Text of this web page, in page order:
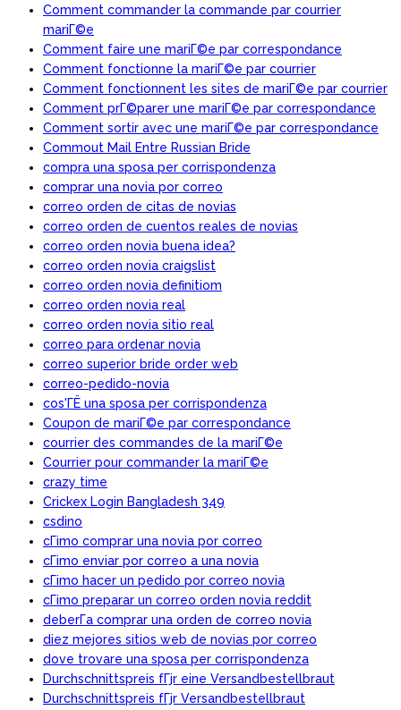
Comment commander la commande par courrier
mariГ©e
Comment faire une mariГ©e par correspondance
Comment fonctionne la mariГ©e par courrier
Comment fonctionnent les sites de mariГ©e par courrier
Comment prГ©parer une mariГ©e par correspondance
Comment sortir avec une mariГ©e par correspondance
Commout Mail Entre Russian Bride
compra una sposa per corrispondenza
comprar una novia por correo
correo orden de citas de novias
correo orden de cuentos reales de novias
correo orden novia buena idea?
correo orden novia craigslist
correo orden novia definitiom
correo orden novia real
correo orden novia sitio real
correo para ordenar novia
correo superior bride order web
correo-pedido-novia
cos'ГЁ una sposa per corrispondenza
Coupon de mariГ©e par correspondance
courrier des commandes de la mariГ©e
Courrier pour commander la mariГ©e
crazy time
Crickex Login Bangladesh 349
csdino
cГіmo comprar una novia por correo
cГіmo enviar por correo a una novia
cГіmo hacer un pedido por correo novia
cГіmo preparar un correo orden novia reddit
deberГ­a comprar una orden de correo novia
diez mejores sitios web de novias por correo
dove trovare una sposa per corrispondenza
Durchschnittspreis fГјr eine Versandbestellbraut
Durchschnittspreis fГјr Versandbestellbraut